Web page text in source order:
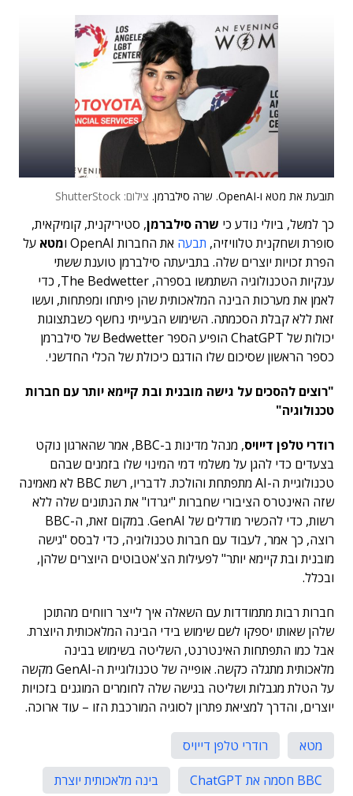
תובעת את מטא ו-OpenAI. שרה סילברמן. צילום: ShutterStock
כך למשל, ביולי נודע כי שרה סילברמן, סטיריקנית, קומיקאית,
סופרת ושחקנית טלוויזיה, תבעה את החברות OpenAI ו מטא על
הפרת זכויות יוצרים שלה. בתביעתה סילברמן טוענת ששתי
ענקיות הטכנולוגיה השתמשו בספרה, The Bedwetter, כדי
לאמן את מערכות הבינה המלאכותית שהן פיתחו ומפתחות, ועשו
זאת ללא קבלת הסכמתה. השימוש הבעייתי נחשף כשבתצוגות
יכולות של ChatGPT הופיע הספר Bedwetter של סילברמן
כספר הראשון שסיכום שלו הודגם כיכולת של הכלי החדשני.
"רוצים להסכים על גישה מובנית ובת קיימא יותר עם חברות
טכנולוגיה"
רודרי טלפן דייויס
, מנהל מדינות ב-BBC, אמר שהארגון נוקט
בצעדים כדי להגן על משלמי דמי המינוי שלו בזמנים שבהם
טכנולוגיית ה-AI מתפתחת והולכת. לדבריו, רשת BBC לא מאמינה
שזה האינטרס הציבורי שחברות "יגרדו" את הנתונים שלה ללא
רשות, כדי להכשיר מודלים של GenAI. במקום זאת, ה-BBC
רוצה, כך אמר, לעבוד עם חברות טכנולוגיה, כדי לבסס "גישה
מובנית ובת קיימא יותר" לפעילות הצ'אטבוטים היוצרים שלהן,
ובכלל.
חברות רבות מתמודדות עם השאלה איך לייצר רווחים מהתוכן
שלהן שאותו יספקו לשם שימוש בידי הבינה המלאכותית היוצרת.
אבל כמו התפתחות האינטרנט, השליטה בשימוש בבינה
מלאכותית מתגלה כקשה. אופייה של טכנולוגיית ה-GenAI מקשה
על הטלת מגבלות ושליטה בגישה שלה לחומרים המוגנים בזכויות
יוצרים, והדרך למציאת פתרון לסוגיה המורכבת הזו – עוד ארוכה.
מטא
רודרי טלפן דייויס
BBC חסמה את ChatGPT
בינה מלאכותית יוצרת